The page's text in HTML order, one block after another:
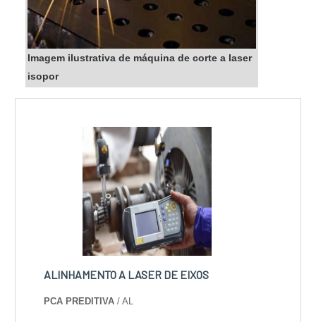
Imagem ilustrativa de máquina de corte a laser
isopor
ALINHAMENTO A LASER DE EIXOS
PCA PREDITIVA / AL